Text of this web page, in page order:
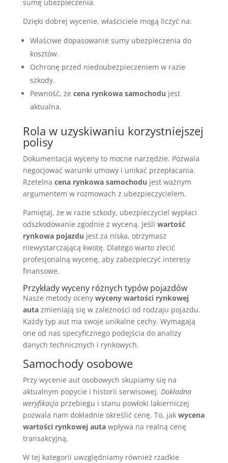
sumę ubezpieczenia.
Dzięki dobrej wycenie, właściciele mogą liczyć na:
Właściwe dopasowanie sumy ubezpieczenia do
kosztów.
Ochronę przed niedoubezpieczeniem w razie
szkody.
Pewność, że cena rynkowa samochodu jest
aktualna.
Rola w uzyskiwaniu korzystniejszej
polisy
Dokumentacja wyceny to mocne narzędzie. Pozwala
negocjować warunki umowy i unikać przepłacania.
Rzetelna cena rynkowa samochodu jest ważnym
argumentem w rozmowach z ubezpieczycielem.
Pamiętaj, że w razie szkody, ubezpieczyciel wypłaci
odszkodowanie zgodnie z wyceną. Jeśli wartość
rynkowa pojazdu jest za niska, otrzymasz
niewystarczającą kwotę. Dlatego warto zlecić
profesjonalną wycenę, aby zabezpieczyć interesy
finansowe.
Przykłady wyceny różnych typów pojazdów
Nasze metody oceny wyceny wartości rynkowej
autazmieniają się w zależności od rodzaju pojazdu.
Każdy typ aut ma swoje unikalne cechy. Wymagają
one od nas specyficznego podejścia do analizy
danych technicznych i rynkowych.
Samochody osobowe
Przy wycenie aut osobowych skupiamy się na
aktualnym popycie i historii serwisowej. Dokładna
weryfikacjaprzebiegu i stanu powłoki lakierniczej
pozwala nam dokładnie określić cenę. To, jak wycena
wartości rynkowej autawpływa na realną cenę
transakcyjną.
W tej kategorii uwzględniamy również rzadkie